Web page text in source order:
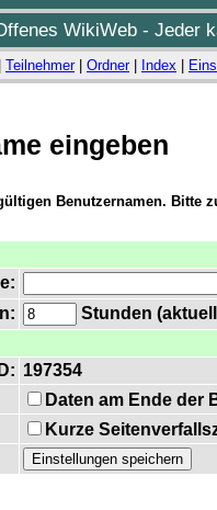
WikiWeb - Jeder
Teilnehmer| Ordner| Index
eingeben
Benutzernamen. Bitte
Stunden
197354
Daten am Ende der
Kurze